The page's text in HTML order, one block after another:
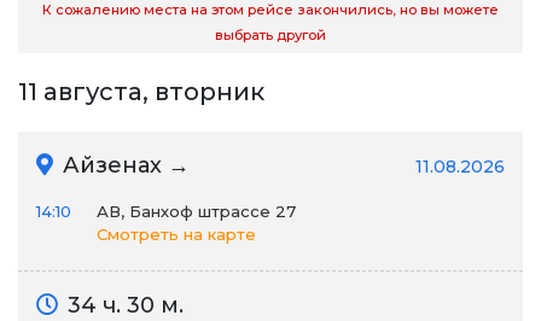
К сожалению места на этом рейсе закончились, но вы можете
выбрать другой
11 августа, вторник
Айзенах → 11.08.2026
14:10
АВ, Банхоф штрассе 27
Смотреть на карте
34 ч. 30 м.